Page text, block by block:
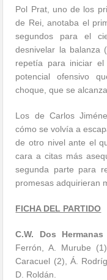
Pol Prat, uno de los
de Rei, anotaba el
segundos para el
desnivelar la balanza
repetía para iniciar el
potencial ofensivo
choque, que se
Los de Carlos
cómo se volvía a
de otro nivel ante el
cara a citas más
segunda parte para
promesas adquirieran
FICHA DEL PARTIDO
C.W. Dos Hermanas
Ferrón, A. Murube
Caracuel (2), Á.
D. Roldán.